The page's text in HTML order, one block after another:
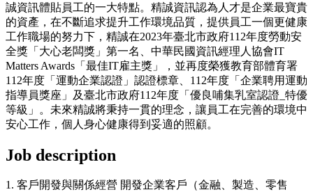
誠資訊體貼員工的一大特點。精誠資訊認為人才是企業最寶貴
的資產，在不斷追求提升工作環境品質，提供員工一個更健康
工作職場的努力下，精誠在2023年臺北市政府112年度勞動安
全獎「大心老闆獎」第一名、中華民國資訊經理人協會IT
Matters Awards「最佳IT雇主獎」，並再度榮獲教育部體育署
112年度「運動企業認證」認證標章、112年度「企業聘用運動
指導員獎座」及臺北市政府112年度「優良哺集乳室認證_特優
等級」。未來精誠將秉持一貫的理念，讓員工在完善的環境中
安心工作，個人身心健康得到妥適的照顧。
Job description
1. 客戶開發與關係經營 開發企業客戶（金融、製造、零售